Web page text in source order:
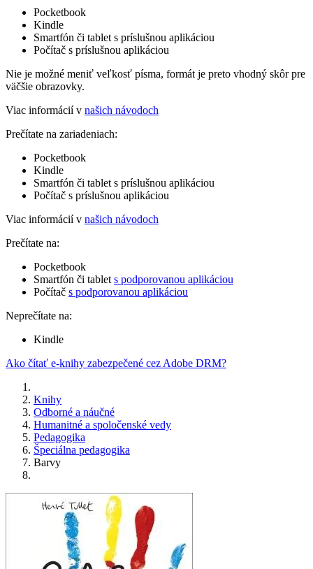
Pocketbook
Kindle
Smartfón či tablet s príslušnou aplikáciou
Počítač s príslušnou aplikáciou
Nie je možné meniť veľkosť písma, formát je preto vhodný skôr pre
väčšie obrazovky.
Viac informácií v našich návodoch
Prečítate na zariadeniach:
Pocketbook
Kindle
Smartfón či tablet s príslušnou aplikáciou
Počítač s príslušnou aplikáciou
Viac informácií v našich návodoch
Prečítate na:
Pocketbook
Smartfón či tablet s podporovanou aplikáciou
Počítač s podporovanou aplikáciou
Neprečítate na:
Kindle
Ako čítať e-knihy zabezpečené cez Adobe DRM?
Knihy
Odborné a náučné
Humanitné a spoločenské vedy
Pedagogika
Špeciálna pedagogika
Barvy